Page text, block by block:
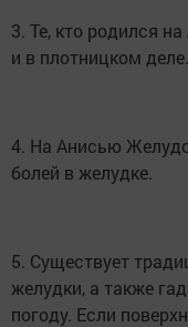
3. Те, кто родился
и в плотницком деле.
4. На Анисью
болей в желудке.
5. Существует
желудки, а также
погоду. Если